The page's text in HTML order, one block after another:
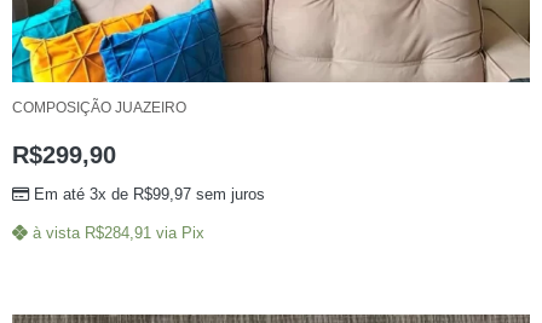
COMPOSIÇÃO JUAZEIRO
R$299,90
Em até 3x de R$99,97 sem juros
à vista R$284,91 via Pix